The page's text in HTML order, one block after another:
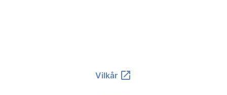
Vilkår open_in_new